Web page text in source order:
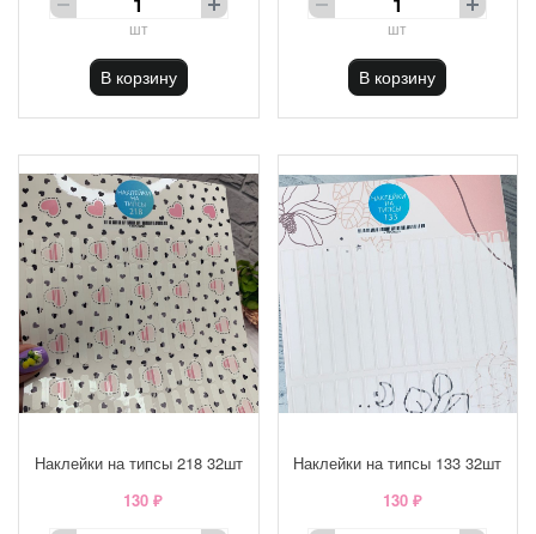
шт
В корзину
шт
В корзину
Наклейки на типсы 218 32шт
130 ₽
Наклейки на типсы 133 32шт
130 ₽